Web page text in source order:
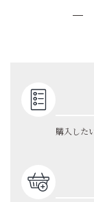
購入した